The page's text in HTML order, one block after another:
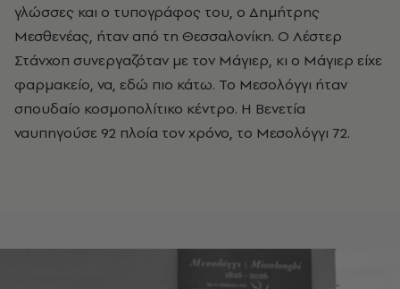
γλώσσες και ο τυπογράφος του, ο Δημήτρης
Μεσθενέας, ήταν από τη Θεσσαλονίκη. Ο Λέστερ
Στάνχοπ συνεργαζόταν με τον Μάγιερ, κι ο Μάγιερ είχε
φαρμακείο, να, εδώ πιο κάτω. Το Μεσολόγγι ήταν
σπουδαίο κοσμοπολίτικο κέντρο. Η Βενετία
ναυπηγούσε 92 πλοία τον χρόνο, το Μεσολόγγι 72.